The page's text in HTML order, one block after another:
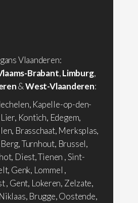
Vlaanderen:
Brabant,Limburg,
&West-Vlaanderen:
Kapelle-op-den-
Kontich, Edegem,
Brasschaat, Merksplas,
Turnhout, Brussel,
Diest, Tienen , Sint-
Genk, Lommel ,
, Gent, Lokeren, Zelzate,
Brugge, Oostende,